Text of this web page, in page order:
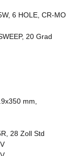
6 HOLE, CR-MO
20 Grad
mm,
28 Zoll Std